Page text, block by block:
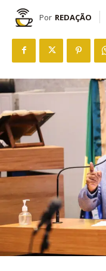
Por REDAÇÃO